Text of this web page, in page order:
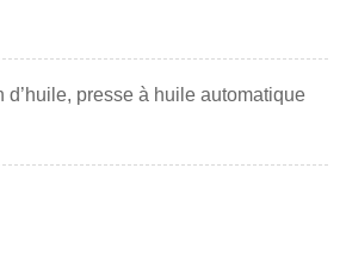
d’huile, presse à huile automatique